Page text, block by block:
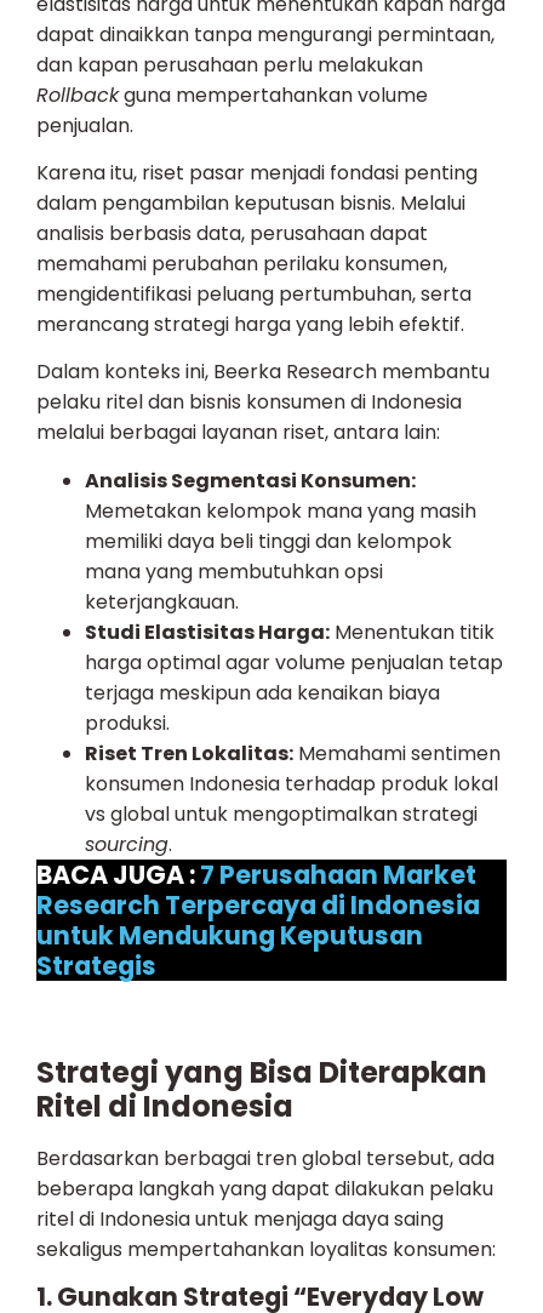
dapat dinaikkan tanpa mengurangi permintaan,
dan kapan perusahaan perlu melakukan
Rollbackguna mempertahankan volume
penjualan.
Karena itu, riset pasar menjadi fondasi penting
dalam pengambilan keputusan bisnis. Melalui
analisis berbasis data, perusahaan dapat
memahami perubahan perilaku konsumen,
mengidentifikasi peluang pertumbuhan, serta
merancang strategi harga yang lebih efektif.
Dalam konteks ini, Beerka Research membantu
pelaku ritel dan bisnis konsumen di Indonesia
melalui berbagai layanan riset, antara lain:
Analisis Segmentasi Konsumen:
Memetakan kelompok mana yang masih
memiliki daya beli tinggi dan kelompok
mana yang membutuhkan opsi
keterjangkauan.
Studi Elastisitas Harga: Menentukan titik
harga optimal agar volume penjualan tetap
terjaga meskipun ada kenaikan biaya
produksi.
Riset Tren Lokalitas: Memahami sentimen
konsumen Indonesia terhadap produk lokal
vs global untuk mengoptimalkan strategi
sourcing.
BACA JUGA :7 Perusahaan Market
Research Terpercaya di Indonesia
untuk Mendukung Keputusan
Strategis
Strategi yang Bisa Diterapkan
Ritel di Indonesia
Berdasarkan berbagai tren global tersebut, ada
beberapa langkah yang dapat dilakukan pelaku
ritel di Indonesia untuk menjaga daya saing
sekaligus mempertahankan loyalitas konsumen:
1. Gunakan Strategi “Everyday Low